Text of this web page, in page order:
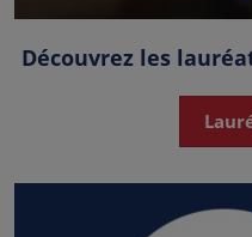
Découvrez les